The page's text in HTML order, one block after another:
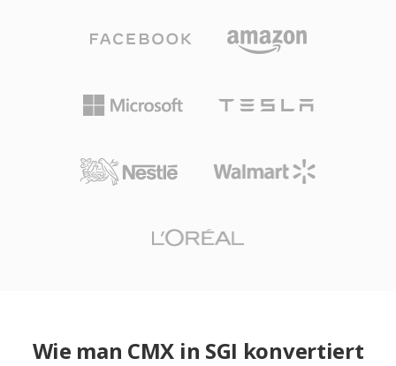
Wie man CMX in SGI konvertiert